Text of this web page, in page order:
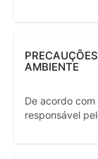
AMBIENTE
De acordo
responsável